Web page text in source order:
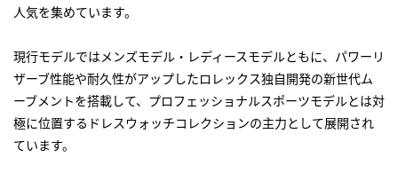
人気を集めています。
現行モデルではメンズモデル・レディースモデルともに、パワーリ
ザーブ性能や耐久性がアップしたロレックス独自開発の新世代ム
ーブメントを搭載して、プロフェッショナルスポーツモデルとは対
極に位置するドレスウォッチコレクションの主力として展開され
ています。